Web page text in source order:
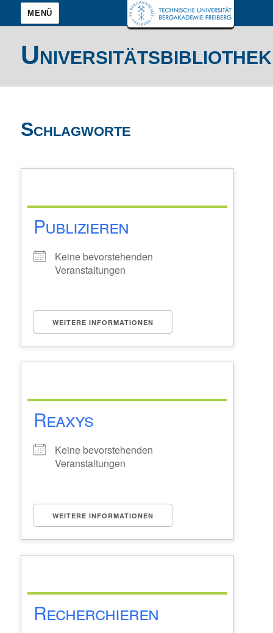
MENÜ
Universitätsbibliothek
Schlagworte
Publizieren
Keine bevorstehenden
Veranstaltungen
WEITERE INFORMATIONEN
Reaxys
Keine bevorstehenden
Veranstaltungen
WEITERE INFORMATIONEN
Recherchieren